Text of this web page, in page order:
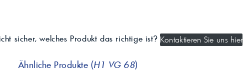
sicher, welches Produkt das richtige ist? Kontaktieren Sie uns hier
Ähnliche Produkte (H1 VG 68)